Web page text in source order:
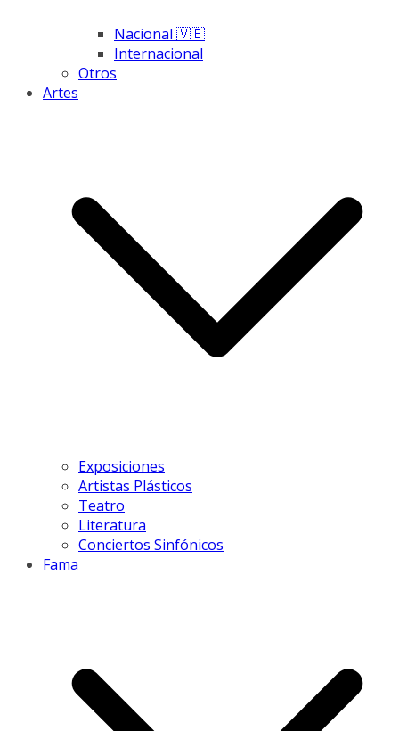
Nacional 🇻🇪
Internacional
Otros
Artes
Exposiciones
Artistas Plásticos
Teatro
Literatura
Conciertos Sinfónicos
Fama